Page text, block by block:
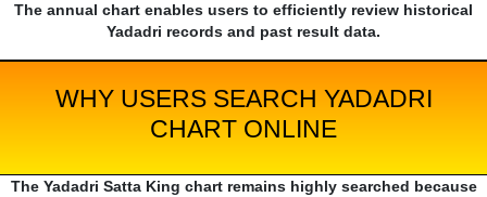
The annual chart enables users to efficiently review historical
Yadadri records and past result data.
WHY USERS SEARCH YADADRI
CHART ONLINE
The Yadadri Satta King chart remains highly searched because